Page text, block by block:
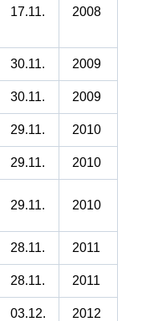
17.11. 2008
30.11. 2009
30.11. 2009
29.11. 2010
29.11. 2010
29.11. 2010
28.11. 2011
28.11. 2011
03.12. 2012